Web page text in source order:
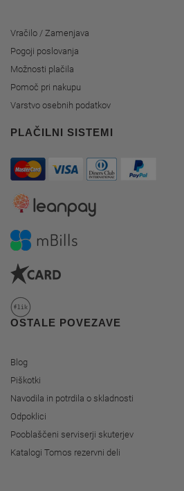
Vračilo / Zamenjava
Pogoji poslovanja
Možnosti plačila
Pomoč pri nakupu
Varstvo osebnih podatkov
PLAČILNI SISTEMI
OSTALE POVEZAVE
Blog
Piškotki
Navodila in potrdila o skladnosti
Odpoklici
Pooblaščeni serviserji skuterjev
Katalogi Tomos rezervni deli